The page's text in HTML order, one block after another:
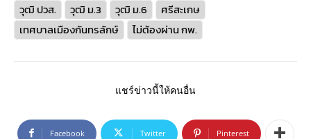
วุฒิ ปวส.
วุฒิ ม.3 วุฒิ ม.6
ศรีสะเกษ
เทศบาลเมืองกันทรลักษ์
ไม่ต้องผ่าน กพ.
แชร์ข่าวนี้ให้คนอื่น
Facebook Twitter Pinterest